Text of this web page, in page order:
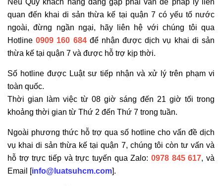
Nếu Quý khách hàng đang gặp phải vấn đề pháp lý liên
quan đến khai di sản thừa kế tại quận 7 có yếu tố nước
ngoài, đừng ngần ngại, hãy liên hệ với chúng tôi qua
Hotline0909 160 684để nhận được dịch vụ khai di sản
thừa kế tại quận 7 và được hỗ trợ kịp thời.
Số hotline được Luật sư tiếp nhận và xử lý trên phạm vi
toàn quốc.
Thời gian làm việc từ 08 giờ sáng đến 21 giờ tối trong
khoảng thời gian từ Thứ 2 đến Thứ 7 trong tuần.
Ngoài phương thức hỗ trợ qua số hotline cho vấn đề dịch
vụ khai di sản thừa kế tại quận 7, chúng tôi còn tư vấn và
hỗ trợ trực tiếp và trực tuyến qua Zalo: 0978 845 617, và
Email [info@luatsuhcm.com].